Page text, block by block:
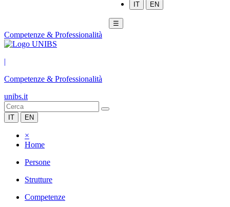
IT EN
☰
Competenze & Professionalità
|
Competenze & Professionalità
unibs.it
IT EN
×
Home
Persone
Strutture
Competenze